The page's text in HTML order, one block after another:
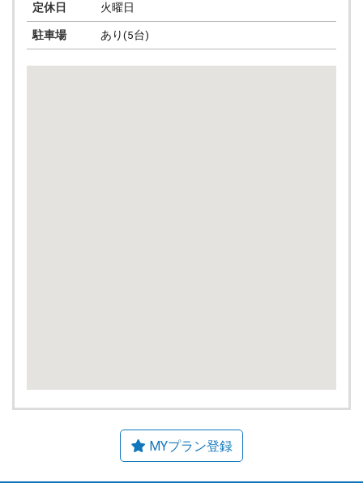
定休日 火曜日
駐車場 あり(5台)